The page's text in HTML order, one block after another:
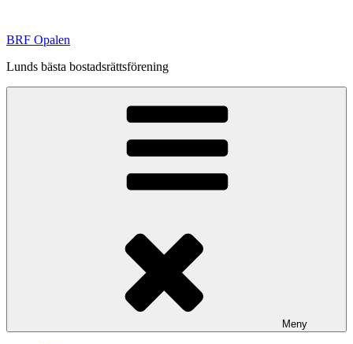
innehåll
BRF Opalen
Lunds bästa bostadsrättsförening
Meny